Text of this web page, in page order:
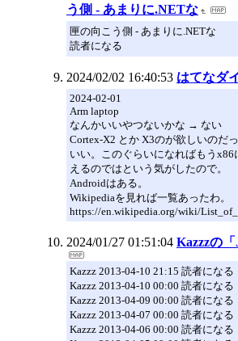
う側 - あまりに.NETな
匣の向こう側 - あまりに.NETな
読者になる
2024/02/02 16:40:53 はてなダ
2024-02-01
Arm laptop
なんかいいやつないかな → ない
Cortex-X2 とか X3のが欲しいのだ
いい。このぐらいになればもうx86
えるのではという気がしたので。
Androidはある。
Wikipediaを見れば一覧あったわ。
https://en.wikipedia.org/wiki/
2024/01/27 01:51:04 Kazzzの「
Kazzz 2013-04-10 21:15 読者になる
Kazzz 2013-04-10 00:00 読者になる
Kazzz 2013-04-09 00:00 読者になる
Kazzz 2013-04-07 00:00 読者になる
Kazzz 2013-04-06 00:00 読者になる